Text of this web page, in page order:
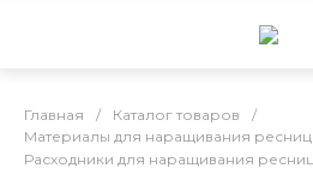
Главная / Каталог товаров
/
Материалы для наращивания ресниц
Расходники для наращивания ресниц